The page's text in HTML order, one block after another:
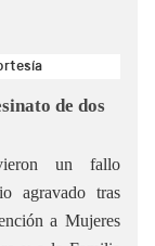
de dos
un fallo
agravado tras
a Mujeres